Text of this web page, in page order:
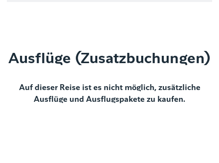
Ausflüge (Zusatzbuchungen)
Auf dieser Reise ist es nicht möglich, zusätzliche
Ausflüge und Ausflugspakete zu kaufen.